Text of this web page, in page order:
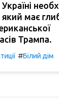
має
Трампа.
#Білий дім